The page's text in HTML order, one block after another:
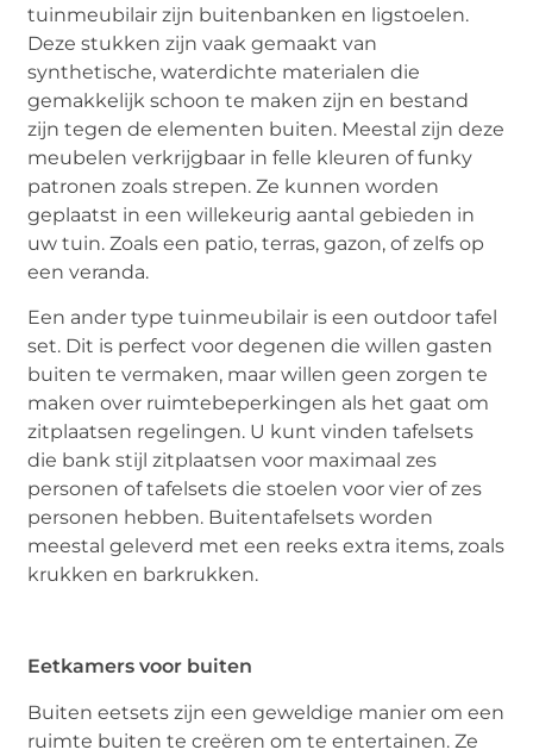
tuinmeubilair zijn buitenbanken en ligstoelen.
Deze stukken zijn vaak gemaakt van
synthetische, waterdichte materialen die
gemakkelijk schoon te maken zijn en bestand
zijn tegen de elementen buiten. Meestal zijn deze
meubelen verkrijgbaar in felle kleuren of funky
patronen zoals strepen. Ze kunnen worden
geplaatst in een willekeurig aantal gebieden in
uw tuin. Zoals een patio, terras, gazon, of zelfs op
een veranda.
Een ander type tuinmeubilair is een outdoor tafel
set. Dit is perfect voor degenen die willen gasten
buiten te vermaken, maar willen geen zorgen te
maken over ruimtebeperkingen als het gaat om
zitplaatsen regelingen. U kunt vinden tafelsets
die bank stijl zitplaatsen voor maximaal zes
personen of tafelsets die stoelen voor vier of zes
personen hebben. Buitentafelsets worden
meestal geleverd met een reeks extra items, zoals
krukken en barkrukken.
Eetkamers voor buiten
Buiten eetsets zijn een geweldige manier om een
ruimte buiten te creëren om te entertainen. Ze